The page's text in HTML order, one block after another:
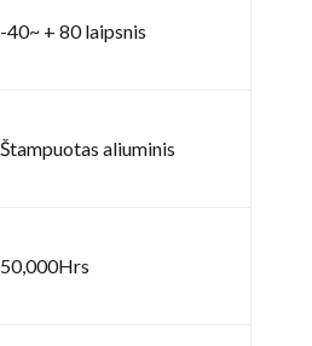
-40~ + 80 laipsnis
Štampuotas aliuminis
50,000Hrs